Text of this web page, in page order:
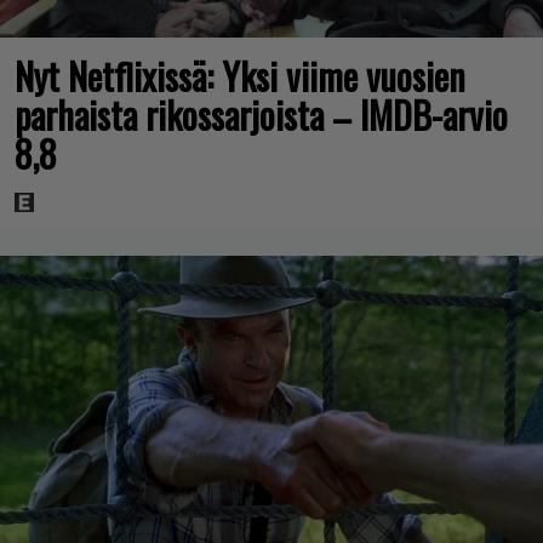
Nyt Netflixissä: Yksi viime vuosien
parhaista rikossarjoista – IMDB-arvio
8,8